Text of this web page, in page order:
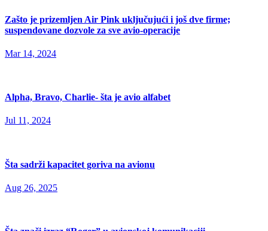
Zašto je prizemljen Air Pink uključujući i još dve firme;
suspendovane dozvole za sve avio-operacije
Mar 14, 2024
Alpha, Bravo, Charlie- šta je avio alfabet
Jul 11, 2024
Šta sadrži kapacitet goriva na avionu
Aug 26, 2025